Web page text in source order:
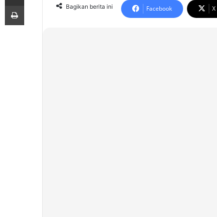
Bagikan berita ini Facebook X